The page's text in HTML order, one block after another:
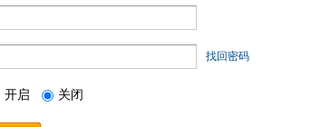
找回密码
开启 关闭